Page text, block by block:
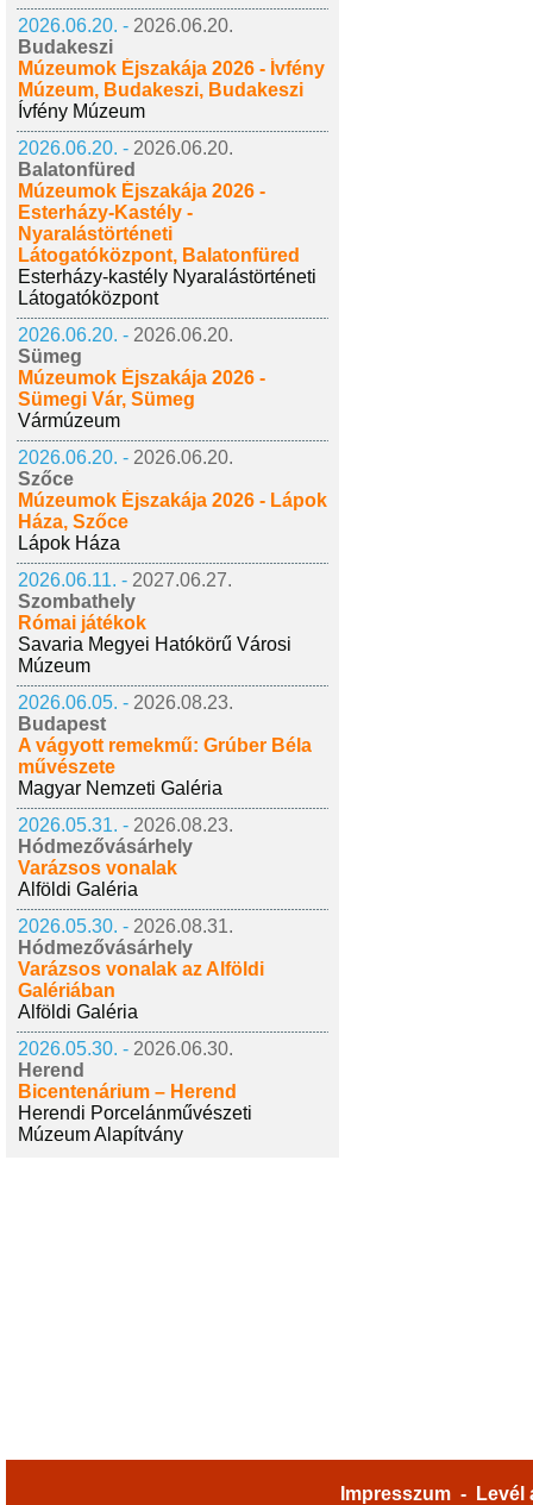
2026.06.20. - 2026.06.20.
Budakeszi
Múzeumok Éjszakája 2026 - Ívfény
Múzeum, Budakeszi, Budakeszi
Ívfény Múzeum
2026.06.20. - 2026.06.20.
Balatonfüred
Múzeumok Éjszakája 2026 -
Esterházy-Kastély -
Nyaralástörténeti
Látogatóközpont, Balatonfüred
Esterházy-kastély Nyaralástörténeti
Látogatóközpont
2026.06.20. - 2026.06.20.
Sümeg
Múzeumok Éjszakája 2026 -
Sümegi Vár, Sümeg
Vármúzeum
2026.06.20. - 2026.06.20.
Szőce
Múzeumok Éjszakája 2026 - Lápok
Háza, Szőce
Lápok Háza
2026.06.11. - 2027.06.27.
Szombathely
Római játékok
Savaria Megyei Hatókörű Városi
Múzeum
2026.06.05. - 2026.08.23.
Budapest
A vágyott remekmű: Grúber Béla
művészete
Magyar Nemzeti Galéria
2026.05.31. - 2026.08.23.
Hódmezővásárhely
Varázsos vonalak
Alföldi Galéria
2026.05.30. - 2026.08.31.
Hódmezővásárhely
Varázsos vonalak az Alföldi
Galériában
Alföldi Galéria
2026.05.30. - 2026.06.30.
Herend
Bicentenárium – Herend
Herendi Porcelánművészeti
Múzeum Alapítvány
Impresszum -
Levél